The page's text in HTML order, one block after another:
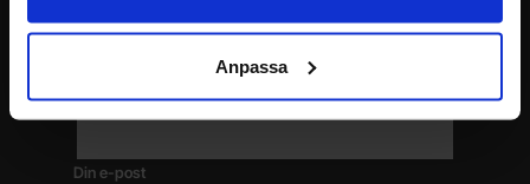
Anpassa
inkorg!
Du kommer att få ca 1 utskick / månad. Avbryt enkelt när du vill.
Ditt namn
Din e-post